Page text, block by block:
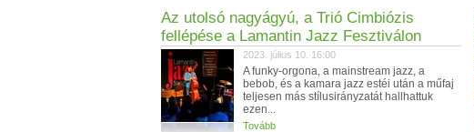
Az utolsó nagyágyú, a Trió Cimbiózis
fellépése a Lamantin Jazz Fesztiválon
2023. július 10. 16:00
A funky-orgona, a mainstream jazz, a
bebob, és a kamara jazz estéi után a műfaj
teljesen más stílusirányzatát hallhattuk
ezen...
Tovább